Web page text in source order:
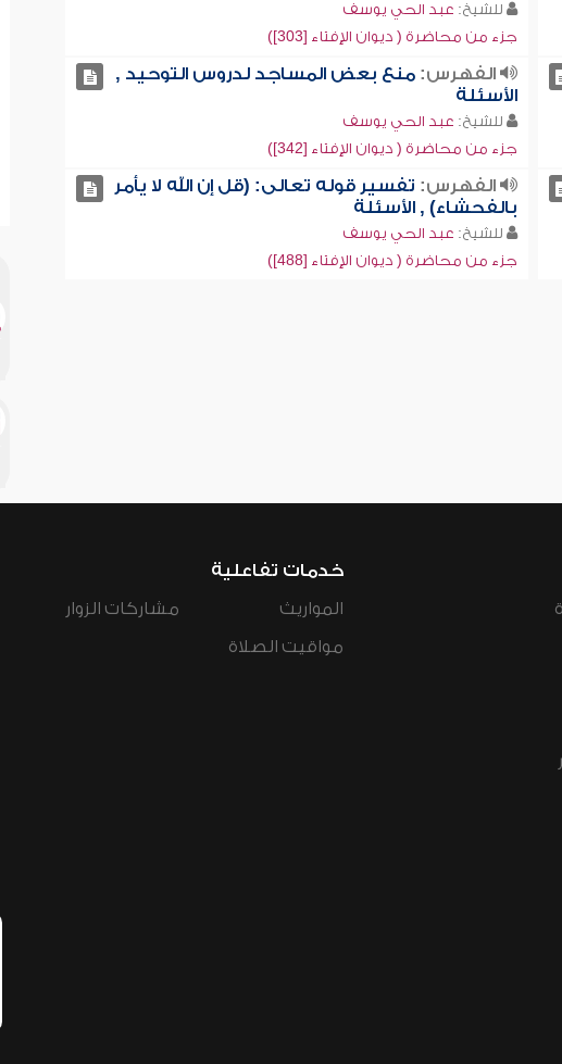
للشيخ: عبد الحي يوسف
جزء من محاضرة ( ديوان الإفتاء [303])
الفهرس: منع بعض المساجد لدروس التوحيد ,
الأسئلة
للشيخ: عبد الحي يوسف
جزء من محاضرة ( ديوان الإفتاء [342])
الفهرس: تفسير قوله تعالى: (قل إن الله لا يأمر
بالفحشاء) , الأسئلة
للشيخ: عبد الحي يوسف
جزء من محاضرة ( ديوان الإفتاء [488])
خدمات تفاعلية
المواريث
مواقيت الصلاة
مشاركات الزوار